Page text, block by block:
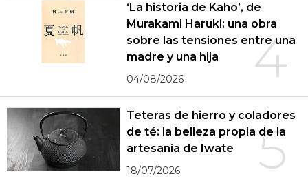
4
‘La historia de Kaho’, de
Murakami Haruki: una obra
sobre las tensiones entre una
madre y una hija
04/08/2026
5
Teteras de hierro y coladores
de té: la belleza propia de la
artesanía de Iwate
18/07/2026